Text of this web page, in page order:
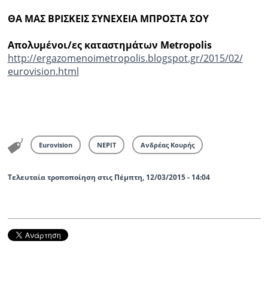
ΘΑ ΜΑΣ ΒΡΙΣΚΕΙΣ ΣΥΝΕΧΕΙΑ ΜΠΡΟΣΤΑ ΣΟΥ
Απολυμένοι/ες καταστημάτων Metropolis
http://ergazomenoimetropolis.blogspot.gr/2015/02/
eurovision.html
Eurovision ΝΕΡΙΤ Ανδρέας Κουρής
Τελευταία τροποποίηση στις Πέμπτη, 12/03/2015 - 14:04